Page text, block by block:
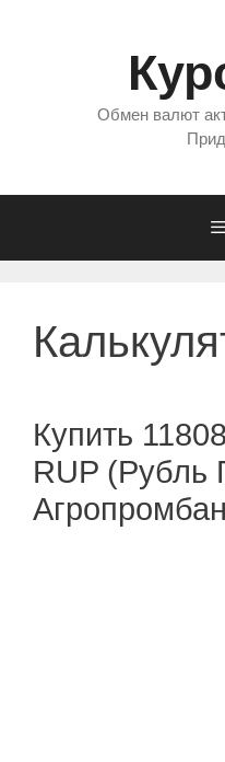
Обмен валют
Купить
RUP (Рубль